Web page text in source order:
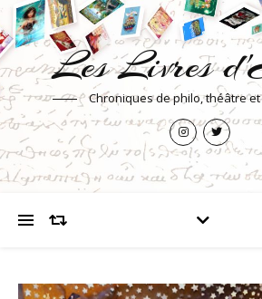
Les Livres
Chroniques de philo, théâtre